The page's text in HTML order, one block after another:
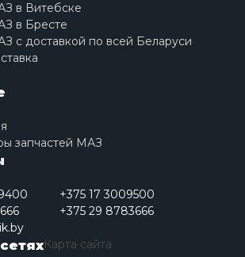
в Витебске
в Бресте
с доставкой по всей Беларуси
запчастей МАЗ
+375 17 3009500
+375 29 8783666
Карта сайта